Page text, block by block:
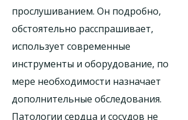
прослушиванием. Он подробно,
обстоятельно расспрашивает,
использует современные
инструменты и оборудование, по
мере необходимости назначает
дополнительные обследования.
Патологии сердца и сосудов не